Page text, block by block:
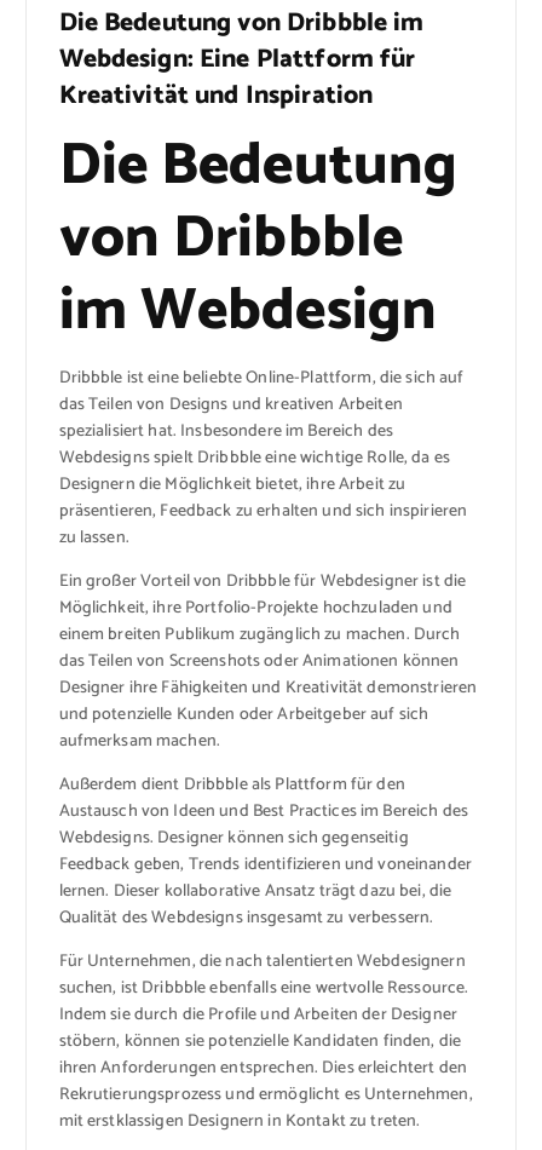
Die Bedeutung von Dribbble im
Webdesign: Eine Plattform für
Kreativität und Inspiration
Die Bedeutung
von Dribbble
im Webdesign
Dribbble ist eine beliebte Online-Plattform, die sich auf
das Teilen von Designs und kreativen Arbeiten
spezialisiert hat. Insbesondere im Bereich des
Webdesigns spielt Dribbble eine wichtige Rolle, da es
Designern die Möglichkeit bietet, ihre Arbeit zu
präsentieren, Feedback zu erhalten und sich inspirieren
zu lassen.
Ein großer Vorteil von Dribbble für Webdesigner ist die
Möglichkeit, ihre Portfolio-Projekte hochzuladen und
einem breiten Publikum zugänglich zu machen. Durch
das Teilen von Screenshots oder Animationen können
Designer ihre Fähigkeiten und Kreativität demonstrieren
und potenzielle Kunden oder Arbeitgeber auf sich
aufmerksam machen.
Außerdem dient Dribbble als Plattform für den
Austausch von Ideen und Best Practices im Bereich des
Webdesigns. Designer können sich gegenseitig
Feedback geben, Trends identifizieren und voneinander
lernen. Dieser kollaborative Ansatz trägt dazu bei, die
Qualität des Webdesigns insgesamt zu verbessern.
Für Unternehmen, die nach talentierten Webdesignern
suchen, ist Dribbble ebenfalls eine wertvolle Ressource.
Indem sie durch die Profile und Arbeiten der Designer
stöbern, können sie potenzielle Kandidaten finden, die
ihren Anforderungen entsprechen. Dies erleichtert den
Rekrutierungsprozess und ermöglicht es Unternehmen,
mit erstklassigen Designern in Kontakt zu treten.